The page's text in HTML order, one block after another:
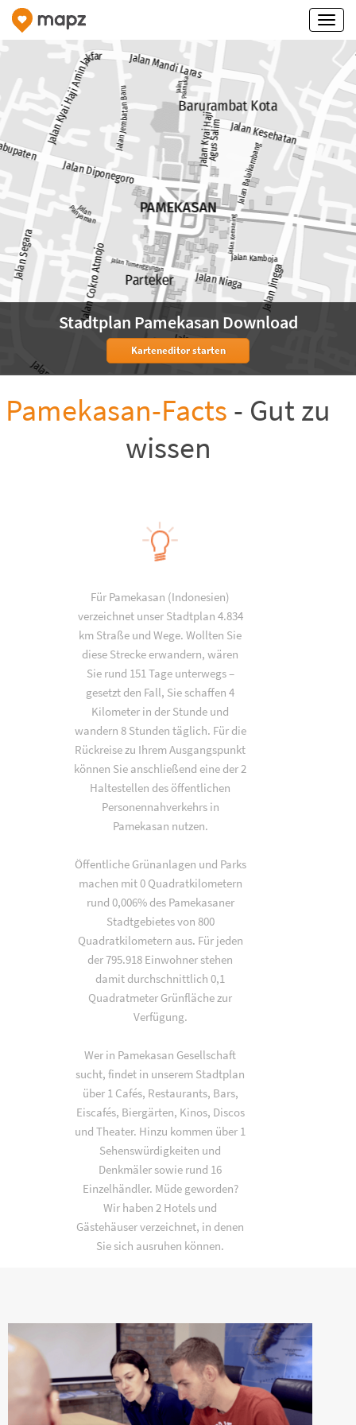
Stadtplan Pamekasan Download
Karteneditor starten
Pamekasan-Facts - Gut zu
wissen
Für Pamekasan (Indonesien)
verzeichnet unser Stadtplan 4.834
km Straße und Wege. Wollten Sie
diese Strecke erwandern, wären
Sie rund 151 Tage unterwegs –
gesetzt den Fall, Sie schaffen 4
Kilometer in der Stunde und
wandern 8 Stunden täglich. Für die
Rückreise zu Ihrem Ausgangspunkt
können Sie anschließend eine der 2
Haltestellen des öffentlichen
Personennahverkehrs in
Pamekasan nutzen.
Öffentliche Grünanlagen und Parks
machen mit 0 Quadratkilometern
rund 0,006% des Pamekasaner
Stadtgebietes von 800
Quadratkilometern aus. Für jeden
der 795.918 Einwohner stehen
damit durchschnittlich 0,1
Quadratmeter Grünfläche zur
Verfügung.
Wer in Pamekasan Gesellschaft
sucht, findet in unserem Stadtplan
über 1 Cafés, Restaurants, Bars,
Eiscafés, Biergärten, Kinos, Discos
und Theater. Hinzu kommen über 1
Sehenswürdigkeiten und
Denkmäler sowie rund 16
Einzelhändler. Müde geworden?
Wir haben 2 Hotels und
Gästehäuser verzeichnet, in denen
Sie sich ausruhen können.